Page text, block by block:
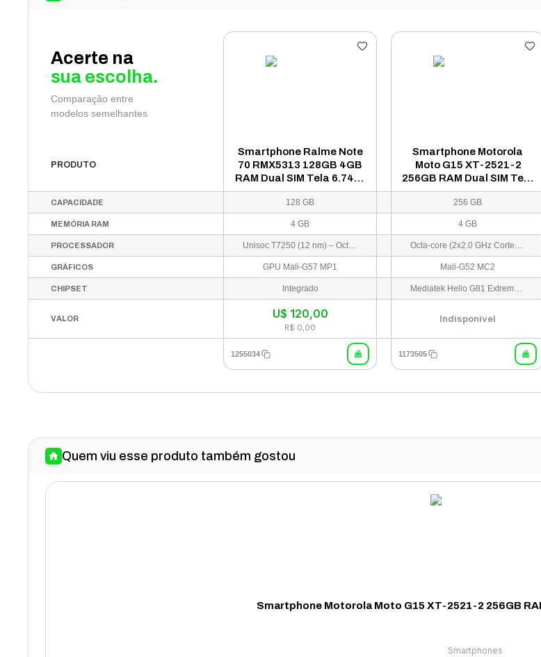
Acerte na
sua escolha.
Comparação entre
modelos semelhantes
PRODUTO
Smartphone Ralme Note
70 RMX5313 128GB 4GB
RAM Dual SIM Tela 6.74" -
Dourado (Anatel)
Smartphone Motorola
Moto G15 XT-2521-2
256GB RAM Dual SIM Tela
6.72" - Laranja
CAPACIDADE 128 GB 256 GB
MEMÓRIA RAM 4 GB 4 GB
PROCESSADOR Unisoc T7250 (12 nm) – Octa-core (2×1.8 GHz Cortex-A75 + 6×1.6 GHz Cortex-A55) Octa-core (2x2.0 GHz Cortex-A75 & 6x1.7 GHz Cortex-A55)
GRÁFICOS GPU Mali-G57 MP1 Mali-G52 MC2
CHIPSET Integrado Mediatek Helio G81 Extreme (12 nm)
VALOR U$ 120,00
R$ 0,00
Indisponível
1255034 1173505
Quem viu esse produto também gostou
Smartphone Motorola Moto G15 XT-2521-2 256GB
Smartphones